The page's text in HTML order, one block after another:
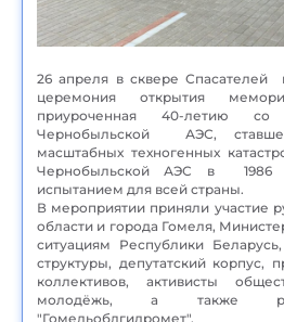
26 апреля в сквере Спасателей
церемония открытия
приуроченная 40-летию
Чернобыльской АЭС,
масштабных техногенных
Чернобыльской АЭС в 1986
испытанием для всей страны.
В мероприятии приняли участие
области и города Гомеля,
ситуациям Республики
структуры, депутатский корпус,
коллективов, активисты
молодёжь, а также
"Гомельоблгидромет".